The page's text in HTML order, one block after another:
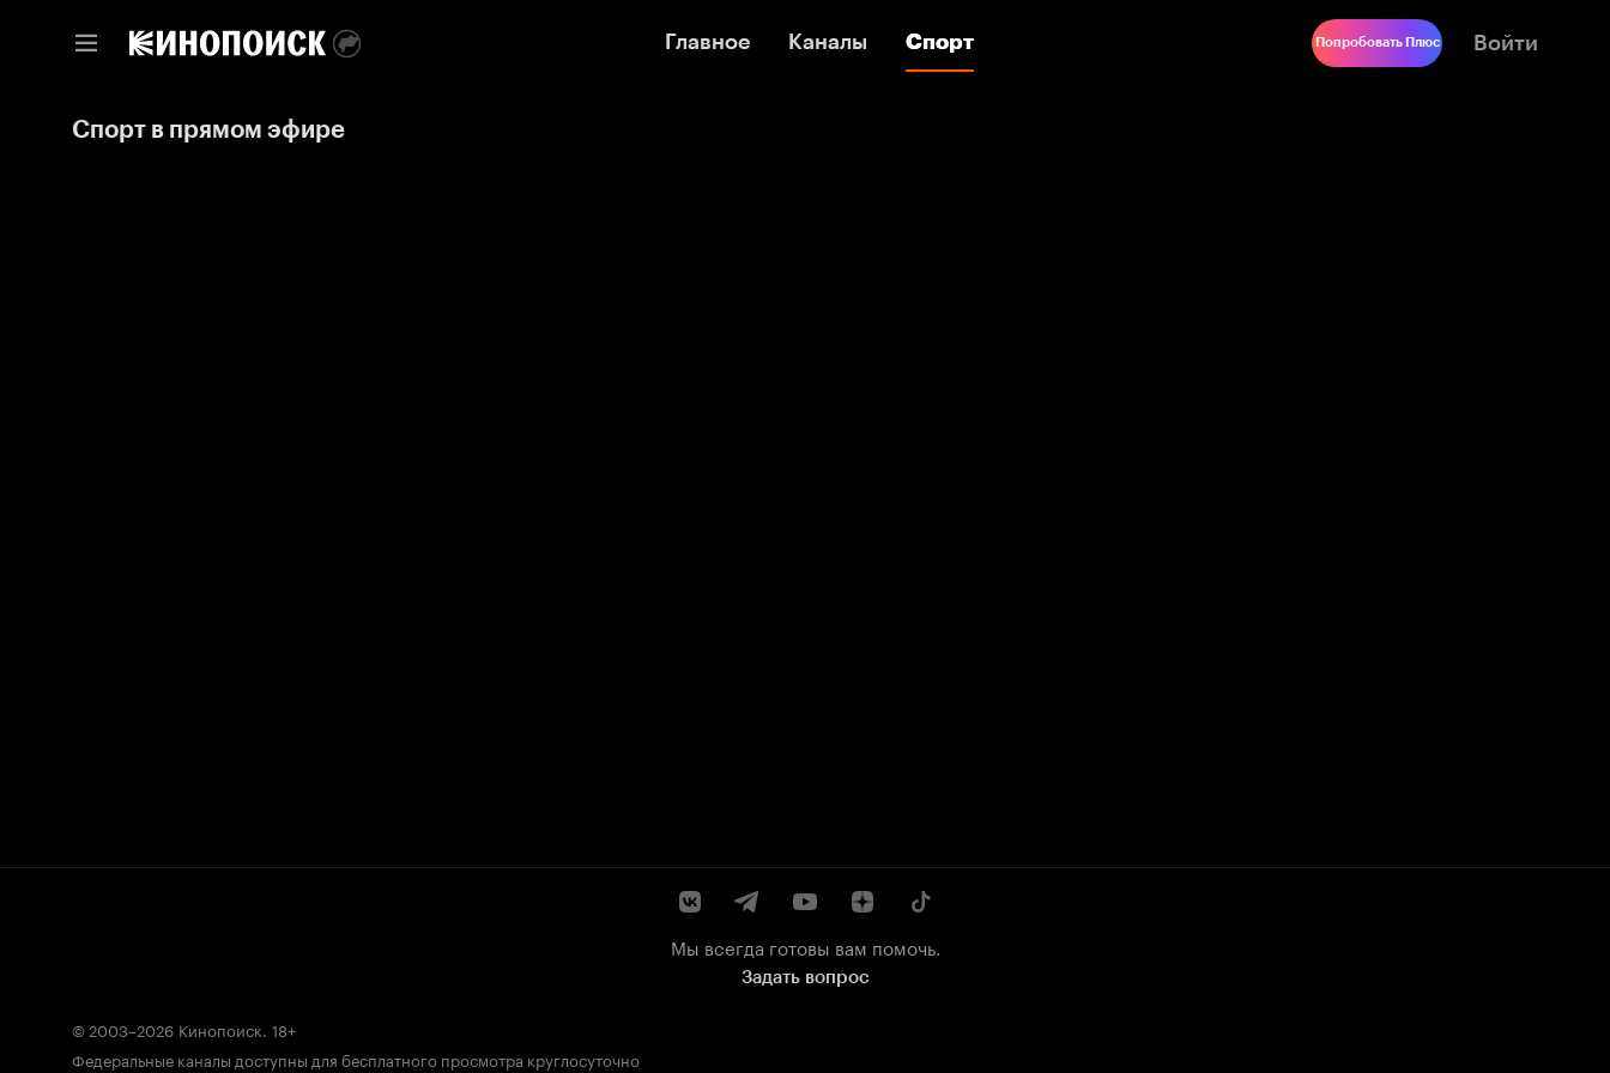
Главное Каналы Спорт
Главное Каналы Спорт Попробовать Плюс Войти
Спорт в прямом эфире
Мы всегда готовы вам помочь.
Задать вопрос
© 2003–2026 Кинопоиск. 18+
Федеральные каналы доступны для бесплатного просмотра круглосуточно